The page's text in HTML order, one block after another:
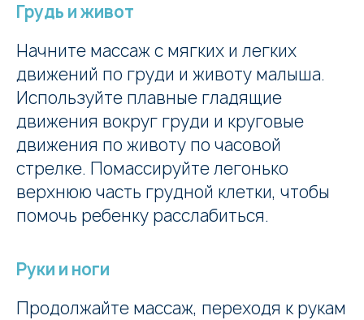
Грудь и живот
Начните массаж с мягких и легких
движений по груди и животу малыша.
Используйте плавные гладящие
движения вокруг груди и круговые
движения по животу по часовой
стрелке. Помассируйте легонько
верхнюю часть грудной клетки, чтобы
помочь ребенку расслабиться.
Руки и ноги
Продолжайте массаж, переходя к рукам